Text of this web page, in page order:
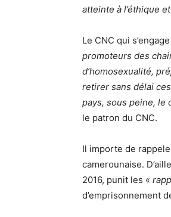
atteinte à l’éthique
Le CNC qui
promoteurs des
d’homosexualité,
retirer sans délai
pays, sous peine, le
le patron du CNC.
Il importe de
camerounaise.
2016, punit les «
d’emprisonnement